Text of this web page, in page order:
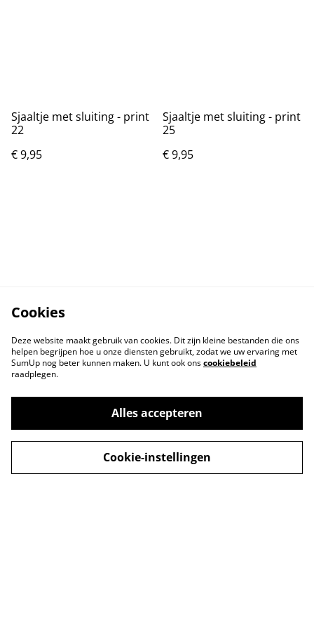
Sjaaltje met sluiting - print
22
€ 9,95
Sjaaltje met sluiting - print
25
€ 9,95
Cookies
Deze website maakt gebruik van cookies. Dit zijn kleine bestanden die ons
helpen begrijpen hoe u onze diensten gebruikt, zodat we uw ervaring met
SumUp nog beter kunnen maken. U kunt ook onscookiebeleid
raadplegen.
Alles accepteren
Cookie-instellingen